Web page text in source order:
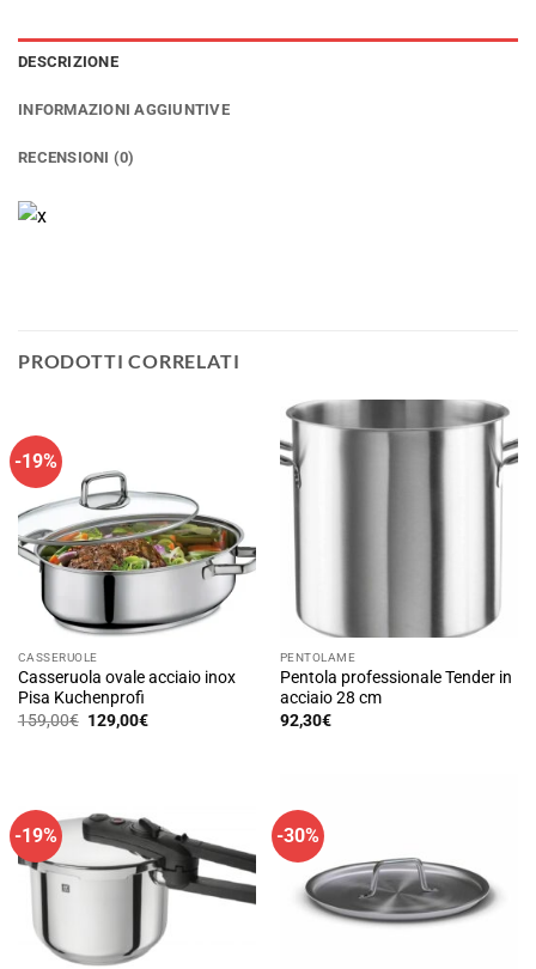
DESCRIZIONE
INFORMAZIONI AGGIUNTIVE
RECENSIONI (0)
PRODOTTI CORRELATI
-19%
CASSERUOLE
Casseruola ovale acciaio inox
Pisa Kuchenprofi
159,00€ Il
prezzo
129,00€Il
PENTOLAME
Pentola professionale Tender in
acciaio 28 cm
92,30€
-19% -30%